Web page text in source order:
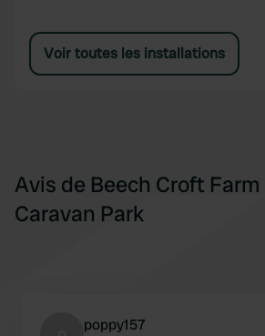
Voir toutes les installations
Avis de Beech Croft
Caravan Park
poppy157